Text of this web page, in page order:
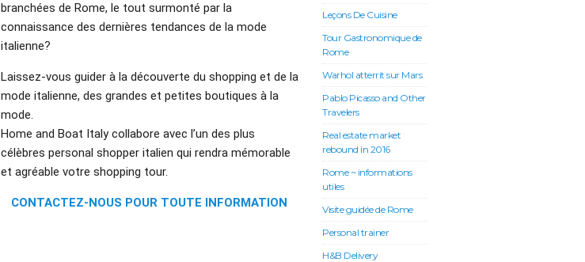
branchées de Rome, le tout surmonté par la
connaissance des dernières tendances de la mode
italienne?
Laissez-vous guider à la découverte du shopping et de la
mode italienne, des grandes et petites boutiques à la
mode.
Home and Boat Italy collabore avec l’un des plus
célèbres personal shopper italien qui rendra mémorable
et agréable votre shopping tour.
CONTACTEZ-NOUS POUR TOUTE INFORMATION
Leçons De Cuisine
Tour Gastronomique de
Rome
Warhol atterrit sur Mars
Pablo Picasso and Other
Travelers
Real estate market
rebound in 2016
Rome ~ informations
utiles
Visite guidée de Rome
Personal trainer
H&B Delivery